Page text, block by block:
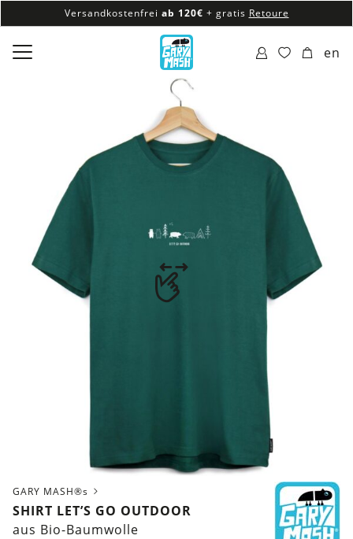
Versandkostenfrei ab 120€ + gratis Retoure
100% veganes & fair produziertes Sortiment
Versandkostenfrei ab 120€
en
GARY MASH®s
SHIRT LET’S GO OUTDOOR
aus Bio-Baumwolle